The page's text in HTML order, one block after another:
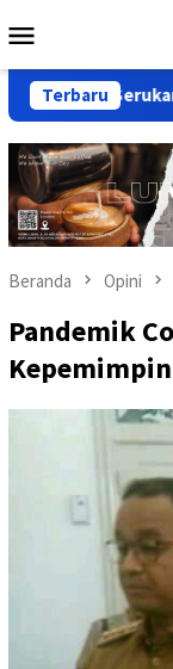
ke
Mobile
Terbaru
Kajian Ilmiah
Beranda Opini
Pandemik